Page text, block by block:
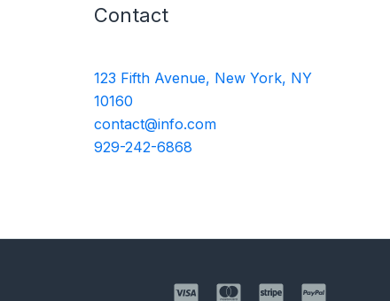
Contact
123 Fifth Avenue, New York, NY
10160
contact@info.com
929-242-6868